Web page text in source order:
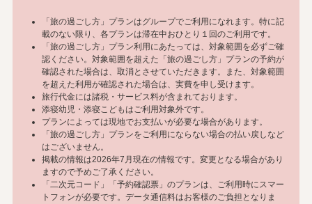
「旅の過ごし方」プランはグループでご利用になれます。特に記
載のない限り、各プランは滞在中おひとり１回のご利用です。
「旅の過ごし方」プラン利用にあたっては、対象範囲を必ずご確
認ください。対象範囲を超えた「旅の過ごし方」プランの予約が
確認された場合は、取消とさせていただきます。また、対象範囲
を超えた利用が確認された場合は、実費を申し受けます。
旅行代金には諸税・サービス料が含まれております。
添寝幼児・添寝こどもはご利用対象外です。
プランによっては現地でお支払いが必要な場合があります。
「旅の過ごし方」プランをご利用にならない場合の払い戻しなど
はございません。
掲載の情報は2026年7月現在の情報です。変更となる場合があり
ますので予めご了承ください。
「二次元コード」「予約確認票」のプランは、ご利用時にスマー
トフォンが必要です。データ通信料はお客様のご負担となりま